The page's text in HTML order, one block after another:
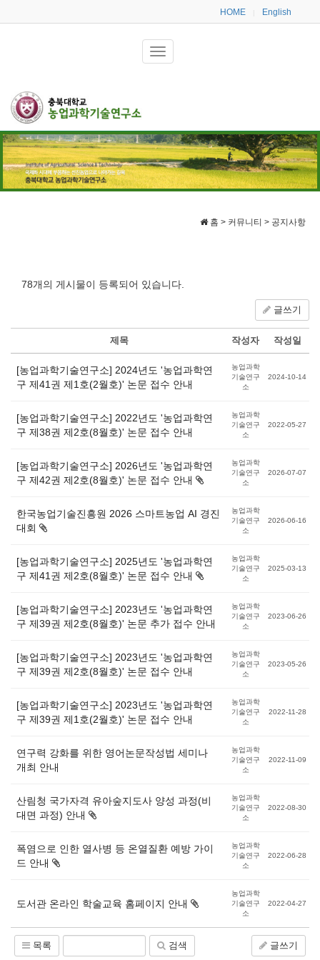
HOME English
홈 > 커뮤니티 > 공지사항
78개의 게시물이 등록되어 있습니다.
글쓰기
제목 작성자 작성일
[농업과학기술연구소] 2024년도 '농업과학연
구 제41권 제1호(2월호)' 논문 접수 안내
농업과학
기술연구
소
2024-10-14
[농업과학기술연구소] 2022년도 '농업과학연
구 제38권 제2호(8월호)' 논문 접수 안내
농업과학
기술연구
소
2022-05-27
[농업과학기술연구소] 2026년도 '농업과학연
구 제42권 제2호(8월호)' 논문 접수 안내
농업과학
기술연구
소
2026-07-07
한국농업기술진흥원 2026 스마트농업 AI 경진
대회
농업과학
기술연구
소
2026-06-16
[농업과학기술연구소] 2025년도 '농업과학연
구 제41권 제2호(8월호)' 논문 접수 안내
농업과학
기술연구
소
2025-03-13
[농업과학기술연구소] 2023년도 '농업과학연
구 제39권 제2호(8월호)' 논문 추가 접수 안내
농업과학
기술연구
소
2023-06-26
[농업과학기술연구소] 2023년도 '농업과학연
구 제39권 제2호(8월호)' 논문 접수 안내
농업과학
기술연구
소
2023-05-26
[농업과학기술연구소] 2023년도 '농업과학연
구 제39권 제1호(2월호)' 논문 접수 안내
농업과학
기술연구
소
2022-11-28
연구력 강화를 위한 영어논문작성법 세미나
개최 안내
농업과학
기술연구
소
2022-11-09
산림청 국가자격 유아숲지도사 양성 과정(비
대면 과정) 안내
농업과학
기술연구
소
2022-08-30
폭염으로 인한 열사병 등 온열질환 예방 가이
드 안내
농업과학
기술연구
소
2022-06-28
도서관 온라인 학술교육 홈페이지 안내
농업과학
기술연구
소
2022-04-27
목록 검색 글쓰기